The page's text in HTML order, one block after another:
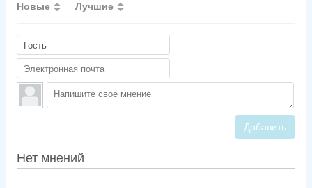
Новые Лучшие
Добавить
Нет мнений